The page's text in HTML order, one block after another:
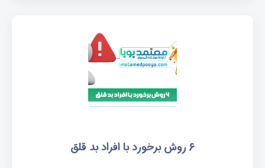
۶ روش برخورد با افراد بد قلق